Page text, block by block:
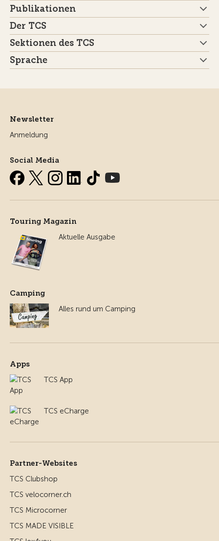
Publikationen
Der TCS
Sektionen des TCS
Sprache
Newsletter
Anmeldung
Social Media
Touring Magazin
Aktuelle Ausgabe
Camping
Alles rund um Camping
Apps
TCS App
TCS eCharge
Partner-Websites
TCS Clubshop
TCS velocorner.ch
TCS Microcorner
TCS MADE VISIBLE